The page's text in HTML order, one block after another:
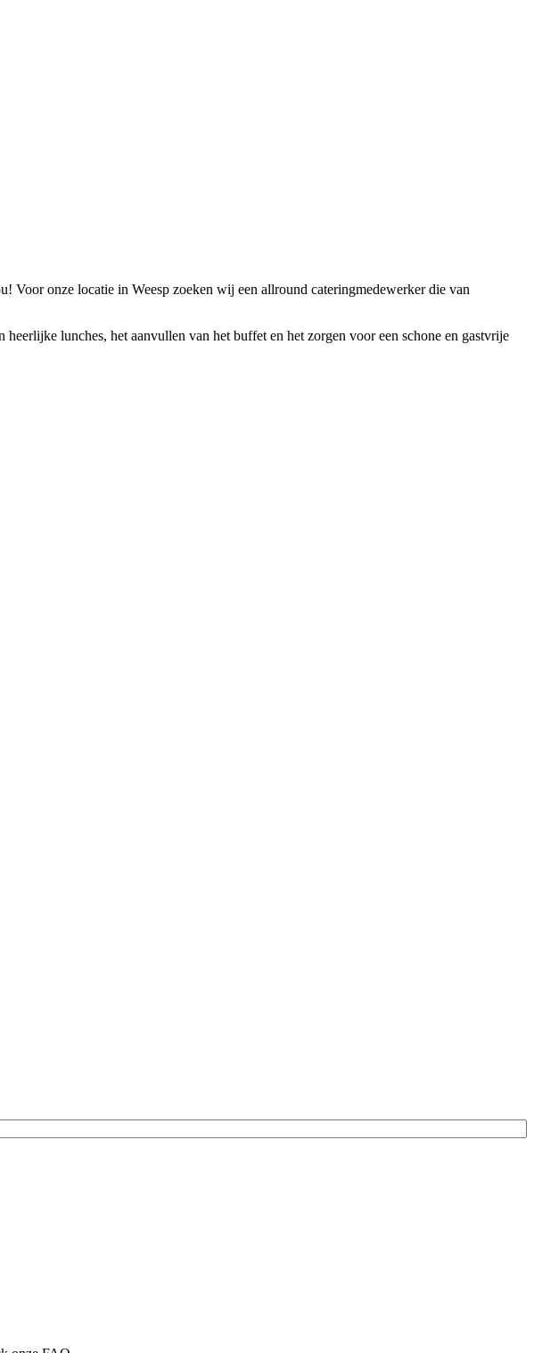
Voor onze locatie in Weesp zoeken wij een allround cateringmedewerker die van
lunches, het aanvullen van het buffet en het zorgen voor een schone en gastvrije